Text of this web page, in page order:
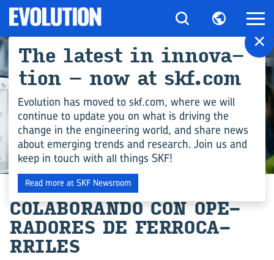
COMPETENCIA EN INGENIERÍA
CO­LA­BO­RAN­DO CON OPE­
RA­DO­RES DE FE­RRO­CA­
RRI­LES
×
The la­test in in­no­va­
tion – now at skf.com
Evolution has moved to skf.com, where we will
continue to update you on what is driving the
change in the engineering world, and share news
about emerging trends and research. Join us and
keep in touch with all things SKF!
Read more at SKF Newsroom